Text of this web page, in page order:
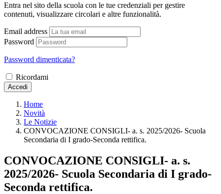
Entra nel sito della scuola con le tue credenziali per gestire
contenuti, visualizzare circolari e altre funzionalità.
Email address
Password
Password dimenticata?
Ricordami
Accedi
Home
Novità
Le Notizie
CONVOCAZIONE CONSIGLI- a. s. 2025/2026- Scuola
Secondaria di I grado-Seconda rettifica.
CONVOCAZIONE CONSIGLI- a. s.
2025/2026- Scuola Secondaria di I grado-
Seconda rettifica.